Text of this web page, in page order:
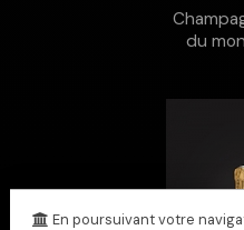
du
En poursuivant votre